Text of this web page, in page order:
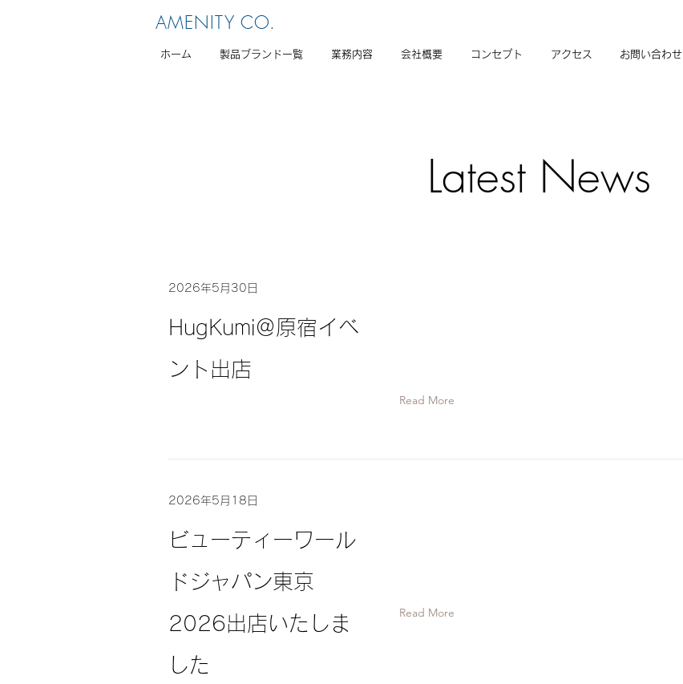
AMENITY CO.
ホーム 製品ブランド一覧 業務内容 会社概要 コンセプト アクセス お問い合わせ
Latest News
2026年5月30日
HugKumi＠原宿イベ
ント出店
Read More
2026年5月18日
ビューティーワール
ドジャパン東京
2026出店いたしま
した
Read More